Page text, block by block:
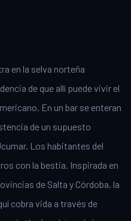
en la selva norteña
de que allí puede vivir el
En un bar se enteran
de un supuesto
Los habitantes del
con la bestia. Inspirada en
de Salta y Córdoba, la
cobra vida a través de